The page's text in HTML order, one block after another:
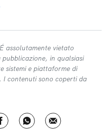
É assolutamente vietato
in qualsiasi
sistemi e piattaforme di
I contenuti sono coperti da